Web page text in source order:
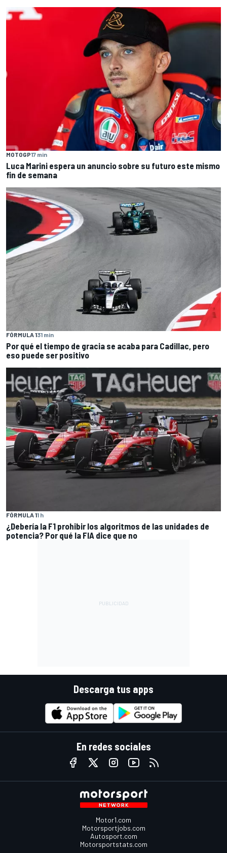
MOTOGP17 min
Luca Marini espera un anuncio sobre su futuro este mismo
fin de semana
FÓRMULA 131 min
Por qué el tiempo de gracia se acaba para Cadillac, pero
eso puede ser positivo
FÓRMULA 11 h
¿Debería la F1 prohibir los algoritmos de las unidades de
potencia? Por qué la FIA dice que no
Descarga tus apps
En redes sociales
Motor1.com
Motorsportjobs.com
Autosport.com
Motorsportstats.com